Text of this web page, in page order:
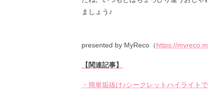
ましょう♪
presented by MyReco（https://
【関連記事】
・簡単垢抜け♪シークレットハイライト